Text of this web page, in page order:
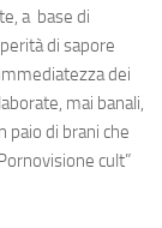
a base di
di sapore
dei
mai banali,
paio di brani che
cult”